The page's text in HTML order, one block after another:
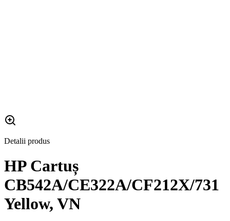
Detalii produs
HP Cartuș
CB542A/CE322A/CF212X/731
Yellow, VN